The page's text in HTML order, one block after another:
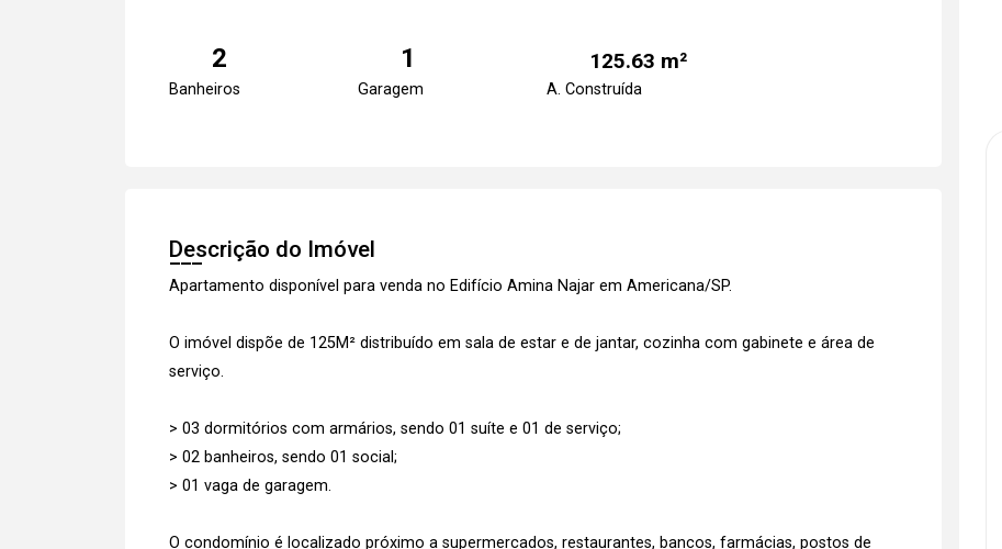
2
Banheiros
1
Garagem
125.63 m²
A. Construída
Descrição do Imóvel
Apartamento disponível para venda no Edifício Amina Najar em Americana/SP.
O imóvel dispõe de 125M² distribuído em sala de estar e de jantar, cozinha com gabinete e área de
serviço.
> 03 dormitórios com armários, sendo 01 suíte e 01 de serviço;
> 02 banheiros, sendo 01 social;
> 01 vaga de garagem.
O condomínio é localizado próximo a supermercados, restaurantes, bancos, farmácias, postos de